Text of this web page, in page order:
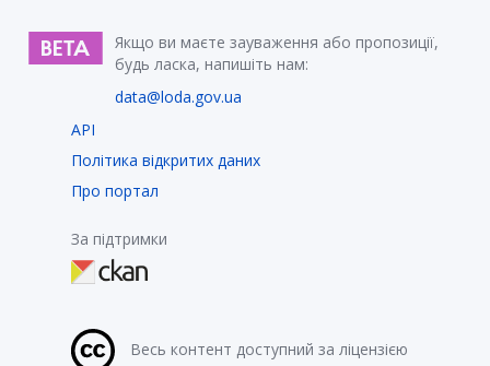
Якщо ви маєте зауваження або пропозиції,
будь ласка, напишіть нам:
data@loda.gov.ua
API
Політика відкритих даних
Про портал
За підтримки
Весь контент доступний за ліцензією